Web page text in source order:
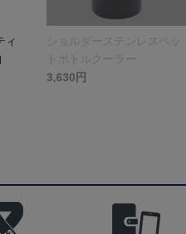
ィ
ショルダーステンレスペッ
トボトルクーラー
3,630円